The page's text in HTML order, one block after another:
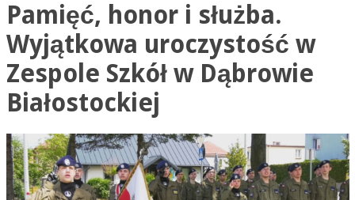
Pamięć, honor i służba.
Wyjątkowa uroczystość w
Zespole Szkół w Dąbrowie
Białostockiej